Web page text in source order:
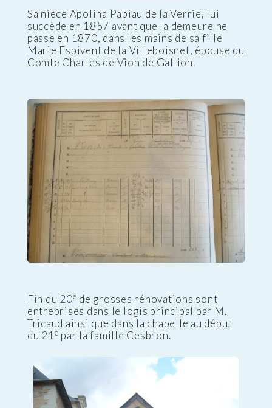
Sa nièce Apolina Papiau de la Verrie, lui
succède en 1857 avant que la demeure ne
passe en 1870, dans les mains de sa fille
Marie Espivent de la Villeboisnet, épouse du
Comte Charles de Vion de Gallion.
Fin du 20e de grosses rénovations sont
entreprises dans le logis principal par M.
Tricaud ainsi que dans la chapelle au début
du 21e par la famille Cesbron.